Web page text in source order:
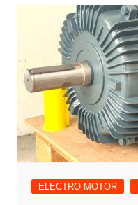
ELECTRO MOTOR